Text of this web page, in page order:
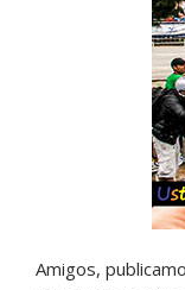
Amigos,